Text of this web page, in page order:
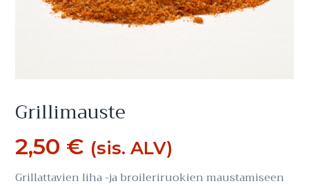
Grillimauste
2,50 € (sis. ALV)
Grillattavien liha -ja broileriruokien maustamiseen